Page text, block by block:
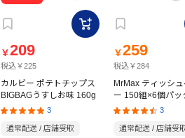
￥209
税込￥225
カルビー ポテトチップス
BIGBAGうすしお味 160g
3
通常配送 / 店舗受取
￥259
税込￥284
MrMax ティッシ
ー 150組×6個パッ
3
通常配送 / 店舗受